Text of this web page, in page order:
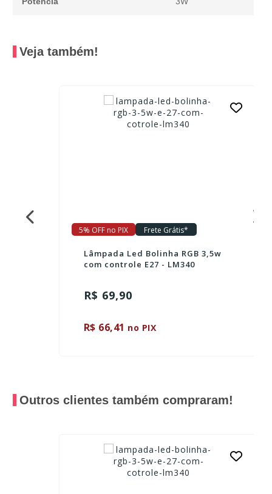
Veja também!
5% OFF no PIX Frete Grátis*
Lâmpada Led Bolinha RGB 3,5w
com controle E27 - LM340
R$ 69,90
R$ 66,41 no PIX
Outros clientes também compraram!